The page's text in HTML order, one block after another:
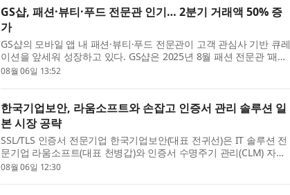
GS샵, 패션·뷰티·푸드 전문관 인기… 2분기 거래액 50% 증
가
GS샵의 모바일 앱 내 패션·뷰티·푸드 전문관이 고객 관심사 기반 큐레
이션을 앞세워 성장하고 있다. GS샵은 2025년 8월 패션 전문관 ‘패션
Now(나우)’를 열었다. 이어 11월에는 뷰티 전문관 ‘뷰티#(샵)’과 식품
08월 06일 13:52
한국기업보안, 라움소프트와 손잡고 인증서 관리 솔루션 일
본 시장 공략
SSL/TLS 인증서 전문기업 한국기업보안(대표 전귀선)은 IT 솔루션 전
문기업 라움소프트(대표 천병갑)와 인증서 수명주기 관리(CLM) 자동
화 솔루션 ‘UCLM’의 일본 시장 진출을 위한 전략적 업무협약(MOU)을
08월 06일 12:30